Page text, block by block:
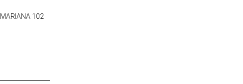
MARIANA 102